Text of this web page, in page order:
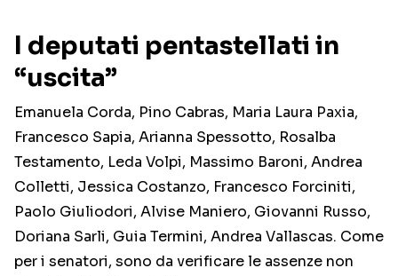
I deputati pentastellati in
“uscita”
Emanuela Corda, Pino Cabras, Maria Laura Paxia,
Francesco Sapia, Arianna Spessotto, Rosalba
Testamento, Leda Volpi, Massimo Baroni, Andrea
Colletti, Jessica Costanzo, Francesco Forciniti,
Paolo Giuliodori, Alvise Maniero, Giovanni Russo,
Doriana Sarli, Guia Termini, Andrea Vallascas. Come
per i senatori, sono da verificare le assenze non